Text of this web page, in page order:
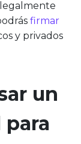
firmar
y privados
un